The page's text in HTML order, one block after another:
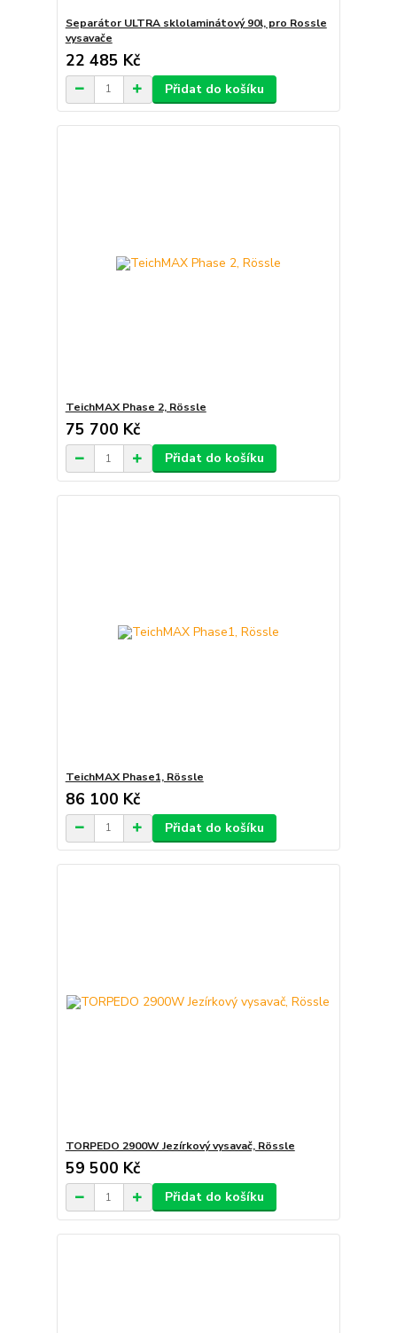
Separátor ULTRA sklolaminátový 90l, pro Rossle
vysavače
22 485 Kč
Přidat do košíku
TeichMAX Phase 2, Rössle
75 700 Kč
Přidat do košíku
TeichMAX Phase1, Rössle
86 100 Kč
Přidat do košíku
TORPEDO 2900W Jezírkový vysavač, Rössle
59 500 Kč
Přidat do košíku